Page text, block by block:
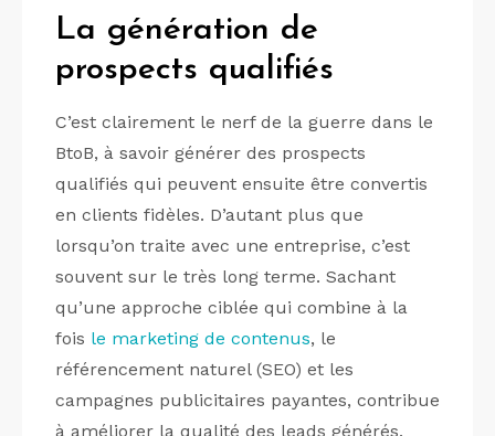
La génération de
prospects qualifiés
C’est clairement le nerf de la guerre dans le
BtoB, à savoir générer des prospects
qualifiés qui peuvent ensuite être convertis
en clients fidèles. D’autant plus que
lorsqu’on traite avec une entreprise, c’est
souvent sur le très long terme. Sachant
qu’une approche ciblée qui combine à la
fois le marketing de contenus, le
référencement naturel (SEO) et les
campagnes publicitaires payantes, contribue
à améliorer la qualité des leads générés.